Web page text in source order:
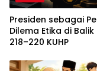
Presiden sebagai
Dilema Etika di Balik
218–220 KUHP